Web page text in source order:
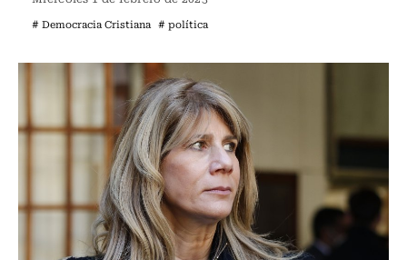
# Democracia Cristiana # política